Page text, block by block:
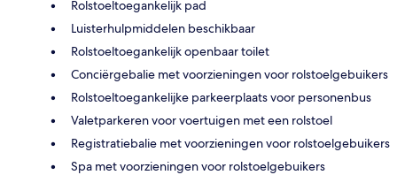
Rolstoeltoegankelijk pad
Luisterhulpmiddelen beschikbaar
Rolstoeltoegankelijk openbaar toilet
Conciërgebalie met voorzieningen voor rolstoelgebuikers
Rolstoeltoegankelijke parkeerplaats voor personenbus
Valetparkeren voor voertuigen met een rolstoel
Registratiebalie met voorzieningen voor rolstoelgebuikers
Spa met voorzieningen voor rolstoelgebuikers